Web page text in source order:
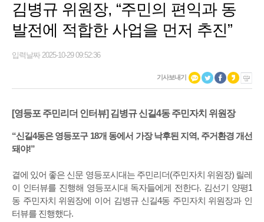
김병규 위원장, “주민의 편익과 동
발전에 적합한 사업을 먼저 추진”
입력날짜 2025-10-29 09:52:36
기사보내기
[영등포 주민리더 인터뷰] 김병규 신길4동 주민자치 위원장
“신길4동은 영등포구 18개 동에서 가장 낙후된 지역, 주거환경 개선
돼야!”
곁에 있어 좋은 신문 영등포시대는 주민리더(주민자치 위원장) 릴레
이 인터뷰를 진행해 영등포시대 독자들에게 전한다. 김선기 양평1
동 주민자치 위원장에 이어 김병규 신길4동 주민자치 위원장과 인
터뷰를 진행했다.